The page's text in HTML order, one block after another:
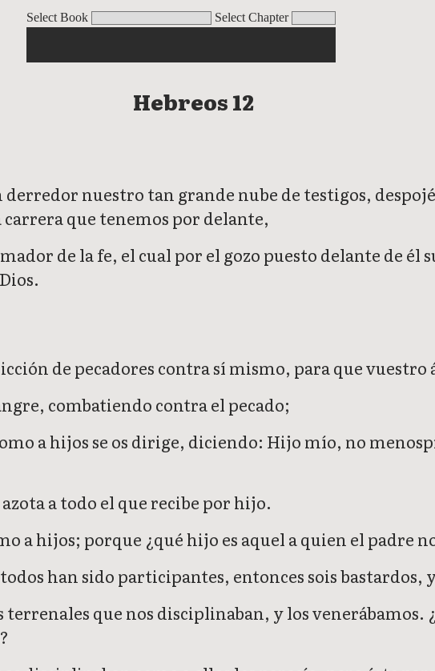
Select Book Select Chapter
Hebreos 12
nuestro tan grande nube de testigos,
que tenemos por delante,
de la fe, el cual por el gozo puesto delante de
de pecadores contra sí mismo, para que vuestro
combatiendo contra el pecado;
a hijos se os dirige, diciendo: Hijo mío, no
a todo el que recibe por hijo.
a hijos; porque ¿qué hijo es aquel a quien el padre
han sido participantes, entonces sois bastardos,
que nos disciplinaban, y los venerábamos.